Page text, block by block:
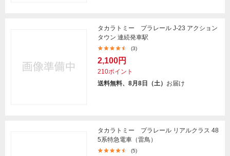
タカラトミー プラレール J-23 アクション
タウン 連続発車駅
(3)
2,100円
210ポイント
送料無料、8月8日（土） お届け
タカラトミー プラレール リアルクラス 48
5系特急電車（雷鳥）
(5)